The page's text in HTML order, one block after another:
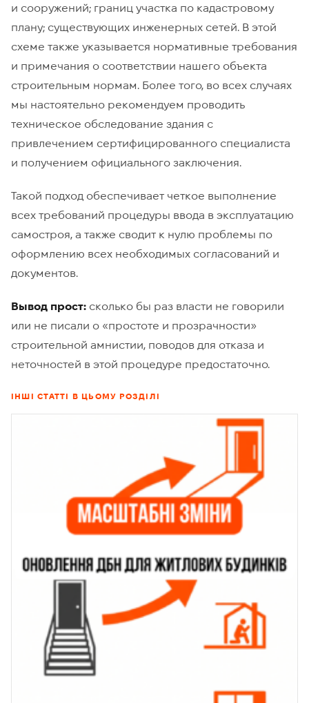
и сооружений; границ участка по кадастровому
плану; существующих инженерных сетей. В этой
схеме также указывается нормативные требования
и примечания о соответствии нашего объекта
строительным нормам. Более того, во всех случаях
мы настоятельно рекомендуем проводить
техническое обследование здания с
привлечением сертифицированного специалиста
и получением официального заключения.
Такой подход обеспечивает четкое выполнение
всех требований процедуры ввода в эксплуатацию
самостроя, а также сводит к нулю проблемы по
оформлению всех необходимых согласований и
документов.
Вывод прост: сколько бы раз власти не говорили
или не писали о «простоте и прозрачности»
строительной амнистии, поводов для отказа и
неточностей в этой процедуре предостаточно.
ІНШІ СТАТТІ В ЦЬОМУ РОЗДІЛІ